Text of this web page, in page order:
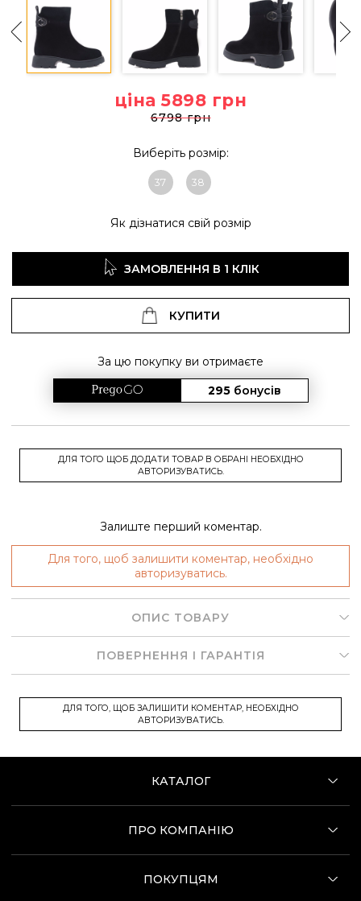
ціна 5898 грн
6798 грн
Виберіть розмір:
37 38
Як дізнатися свій розмір
ЗАМОВЛЕННЯ В 1 КЛІК
КУПИТИ
За цю покупку ви отримаєте
295 бонусів
ДЛЯ ТОГО ЩОБ ДОДАТИ ТОВАР В ОБРАНІ НЕОБХІДНО
АВТОРИЗУВАТИСЬ.
Залиште перший коментар.
Для того, щоб залишити коментар, необхідно
авторизуватись.
ОПИС ТОВАРУ
ПОВЕРНЕННЯ І ГАРАНТІЯ
ДЛЯ ТОГО, ЩОБ ЗАЛИШИТИ КОМЕНТАР, НЕОБХІДНО
АВТОРИЗУВАТИСЬ.
КАТАЛОГ
ПРО КОМПАНІЮ
ПОКУПЦЯМ